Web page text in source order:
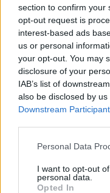
section to confirm your
opt-out request is
interest-based ads
us or personal
your opt-out. You may
disclosure of your
IAB’s list of
also be disclosed by
Downstream
Please note that this
not limited to your visit
grant or deny consent
Personal Data
I want to opt-out
personal data.
Opted In
Facebookon is!
VIDEÓ INTERJÚ